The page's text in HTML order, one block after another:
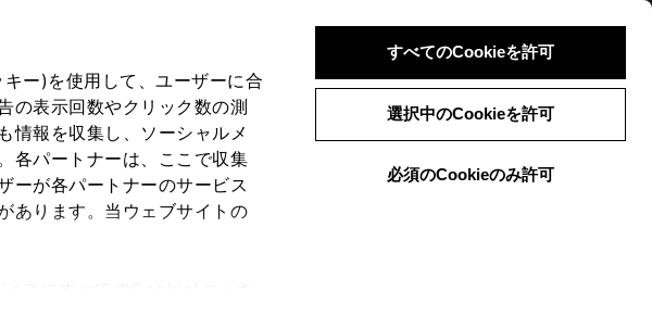
ー)を使用して、ユーザーに合
の表示回数やクリック数の測
情報を収集し、ソーシャルメ
各パートナーは、ここで収集
ーが各パートナーのサービス
あります。当ウェブサイトの
すべてのCookieを許可
選択中のCookieを許可
必須のCookieのみ許可
ログイン 検索 メニュー
メニュー